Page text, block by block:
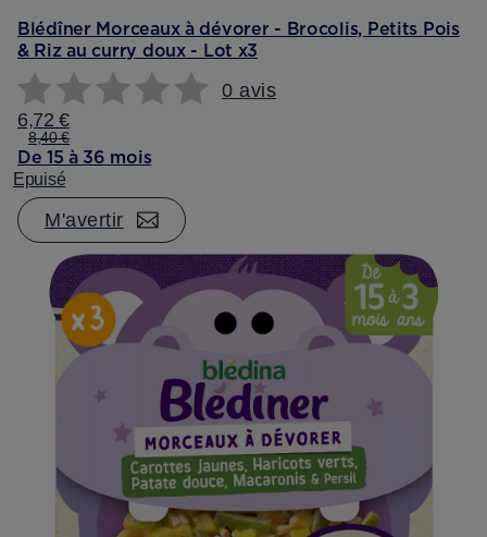
Blédîner Morceaux à dévorer - Brocolis, Petits Pois
& Riz au curry doux - Lot x3
0 avis
6,72 €
8,40 €
De 15 à 36 mois
Epuisé
M'avertir